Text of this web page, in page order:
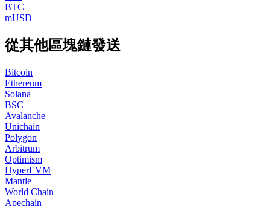
BTC
mUSD
從其他區塊鏈發送
Bitcoin
Ethereum
Solana
BSC
Avalanche
Unichain
Polygon
Arbitrum
Optimism
HyperEVM
Mantle
World Chain
Apechain